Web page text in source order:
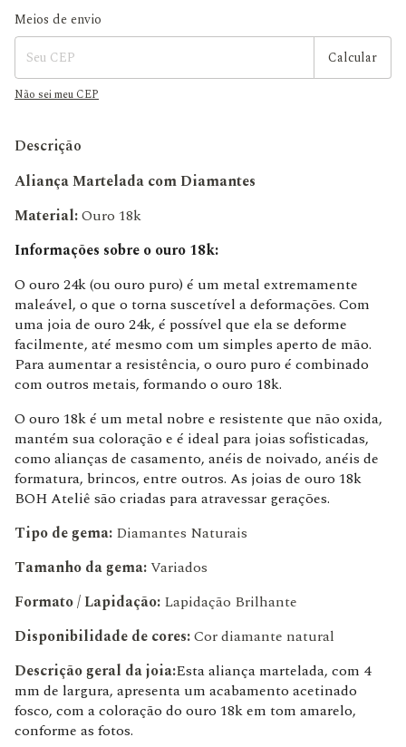
Entregas para o CEP:
Meios de envio
Calcular
Não sei meu CEP
Descrição
Aliança Martelada com Diamantes
Material:Ouro 18k
Informações sobre o ouro 18k:
O ouro 24k (ou ouro puro) é um metal extremamente
maleável, o que o torna suscetível a deformações. Com
uma joia de ouro 24k, é possível que ela se deforme
facilmente, até mesmo com um simples aperto de mão.
Para aumentar a resistência, o ouro puro é combinado
com outros metais, formando o ouro 18k.
O ouro 18k é um metal nobre e resistente que não oxida,
mantém sua coloração e é ideal para joias sofisticadas,
como alianças de casamento, anéis de noivado, anéis de
formatura, brincos, entre outros. As joias de ouro 18k
BOH Ateliê são criadas para atravessar gerações.
Tipo de gema: Diamantes Naturais
Tamanho da gema:Variados
Formato / Lapidação: Lapidação Brilhante
Disponibilidade de cores:Cor diamante natural
Descrição geral da joia:Esta aliança martelada, com 4
mm de largura, apresenta um acabamento acetinado
fosco, com a coloração do ouro 18k em tom amarelo,
conforme as fotos.